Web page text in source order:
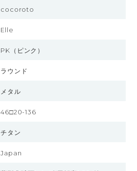
cocoroto
Elle
PK（ピンク）
ラウンド
メタル
46□20-136
チタン
Japan